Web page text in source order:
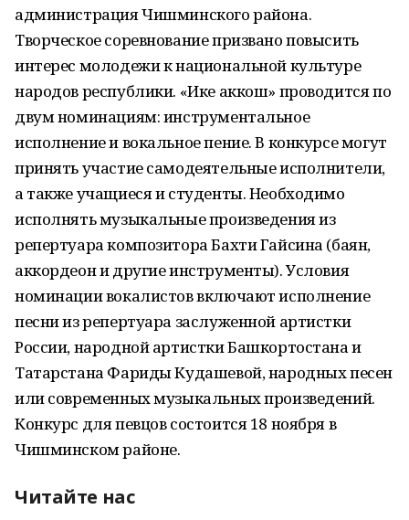
администрация Чишминского района.
Творческое соревнование призвано повысить
интерес молодежи к национальной культуре
народов республики. «Ике аккош» проводится по
двум номинациям: инструментальное
исполнение и вокальное пение. В конкурсе могут
принять участие самодеятельные исполнители,
а также учащиеся и студенты. Необходимо
исполнять музыкальные произведения из
репертуара композитора Бахти Гайсина (баян,
аккордеон и другие инструменты). Условия
номинации вокалистов включают исполнение
песни из репертуара заслуженной артистки
России, народной артистки Башкортостана и
Татарстана Фариды Кудашевой, народных песен
или современных музыкальных произведений.
Конкурс для певцов состоится 18 ноября в
Чишминском районе.
Читайте нас